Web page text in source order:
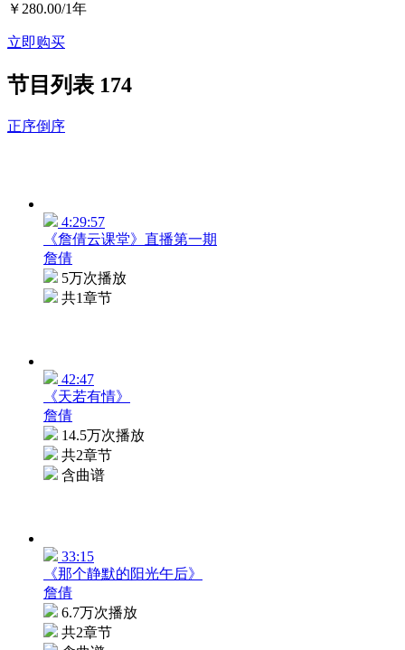
￥280.00/1年
立即购买
节目列表 174
正序倒序
4:29:57
《詹倩云课堂》直播第一期
詹倩
5万次播放
共1章节
42:47
《天若有情》
詹倩
14.5万次播放
共2章节
含曲谱
33:15
《那个静默的阳光午后》
詹倩
6.7万次播放
共2章节